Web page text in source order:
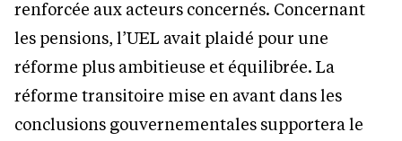
renforcée aux acteurs concernés. Concernant
les pensions, l’UEL avait plaidé pour une
réforme plus ambitieuse et équilibrée. La
réforme transitoire mise en avant dans les
conclusions gouvernementales supportera le